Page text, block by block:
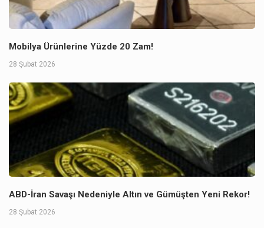
Mobilya Ürünlerine Yüzde 20 Zam!
28 Şubat 2026
ABD-İran Savaşı Nedeniyle Altın ve Gümüşten Yeni Rekor!
28 Şubat 2026